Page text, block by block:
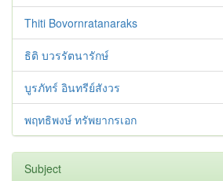
Thiti Bovornratanaraks
ธิติ บวรรัตนารักษ์
บูรภัทร์ อินทรีย์สังวร
พฤทธิพงษ์ ทรัพยากรเอก
Subject